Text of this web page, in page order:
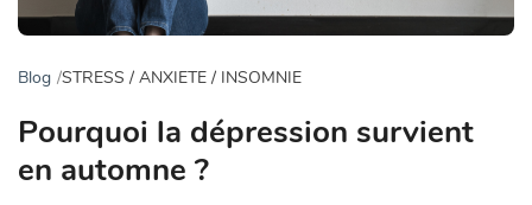
Blog STRESS / ANXIETE / INSOMNIE
Pourquoi la dépression survient
en automne ?